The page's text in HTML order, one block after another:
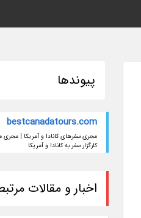
پیوندها
bestcanadatours.com
مجری سفرهای کانادا و آمریکا | مجری
کارگزار سفر به کانادا و آمریکا
اخبار و مقالات